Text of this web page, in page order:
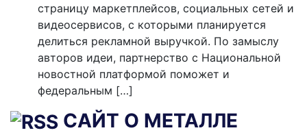
страницу маркетплейсов, социальных сетей и
видеосервисов, с которыми планируется
делиться рекламной выручкой. По замыслу
авторов идеи, партнерство с Национальной
новостной платформой поможет и
федеральным […]
САЙТ О МЕТАЛЛЕ